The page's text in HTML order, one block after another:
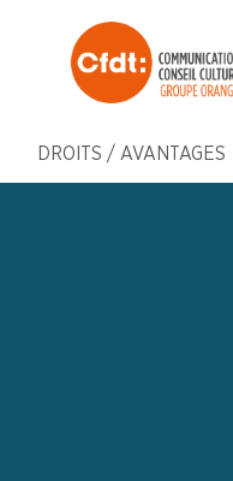
DROITS / AVANTAGES